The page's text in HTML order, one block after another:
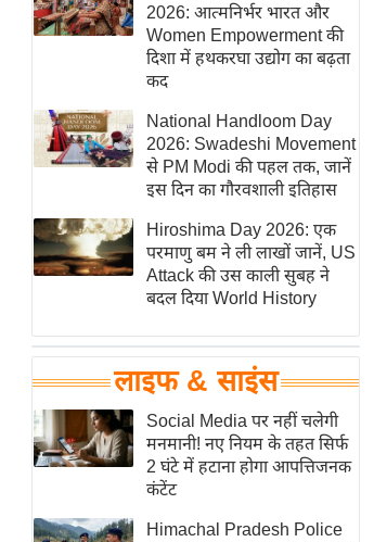
न्यूज ब्रीफ
मनोरंजन जगत
बॉलीवुड
हॉलीवुड
फिल्म समीक्षा
Breaking
News
लाइफस्टाइल
टेक्नॉलॉजी
घरेलू नुस्खे
पर्यटन स्थल
फिटनेस मंत्रा
रिलेशनशिप
राजनीति
विश्लेषण
2026: आत्मनिर्भर भारत और
Women Empowerment की
दिशा में हथकरघा उद्योग का बढ़ता
कद
National Handloom Day
2026: Swadeshi Movement
से PM Modi की पहल तक, जानें
इस दिन का गौरवशाली इतिहास
Hiroshima Day 2026: एक
परमाणु बम ने ली लाखों जानें, US
Attack की उस काली सुबह ने
बदल दिया World History
लाइफ & साइंस
Social Media पर नहीं चलेगी
मनमानी! नए नियम के तहत सिर्फ
2 घंटे में हटाना होगा आपत्तिजनक
कंटेंट
Himachal Pradesh Police